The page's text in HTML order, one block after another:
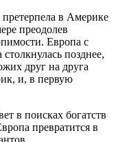
в Америке
преодолев
Европа с
позднее,
друг на друга
и, в первую
в поисках богатств
превратится в